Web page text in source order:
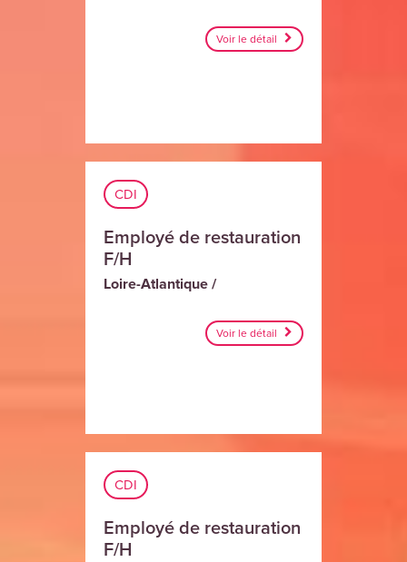
Voir le détail
CDI
Employé de restauration
F/H
Loire-Atlantique /
Voir le détail
CDI
Employé de restauration
F/H